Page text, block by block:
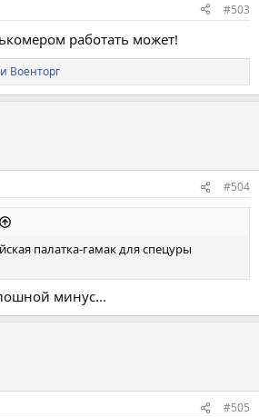
#503
работать может!
и Военторг
#504
палатка-гамак для спецуры
минус...
#505